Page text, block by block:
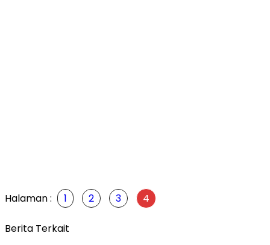
Halaman : 1 2 3 4
Berita Terkait